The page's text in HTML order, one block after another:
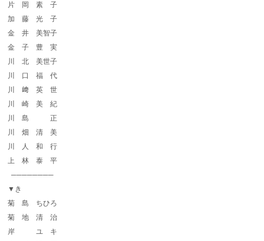
片 岡 素 子
加 藤 光 子
金 井 美智子
金 子 豊 実
川 北 美世子
川 口 福 代
川 﨑 英 世
川 崎 美 紀
川 島 正
川 畑 清 美
川 人 和 行
上 林 泰 平
────────
▼き
菊 島 ちひろ
菊 地 清 治
岸 ユ キ